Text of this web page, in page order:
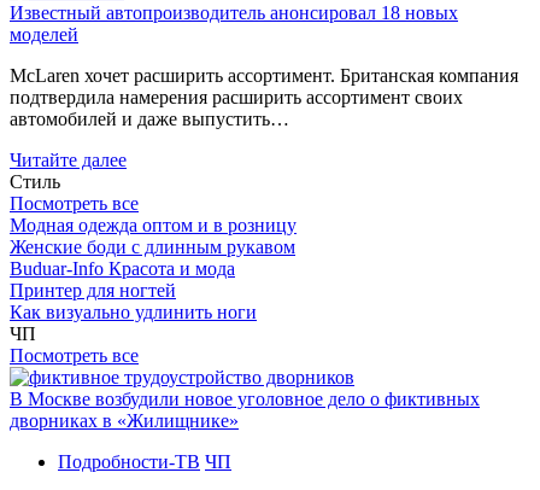
Известный автопроизводитель анонсировал 18 новых
моделей
McLaren хочет расширить ассортимент. Британская компания
подтвердила намерения расширить ассортимент своих
автомобилей и даже выпустить…
Читайте далее
Стиль
Посмотреть все
Модная одежда оптом и в розницу
Женские боди с длинным рукавом
Buduar-Info Красота и мода
Принтер для ногтей
Как визуально удлинить ноги
ЧП
Посмотреть все
В Москве возбудили новое уголовное дело о фиктивных
дворниках в «Жилищнике»
Подробности-ТВ ЧП